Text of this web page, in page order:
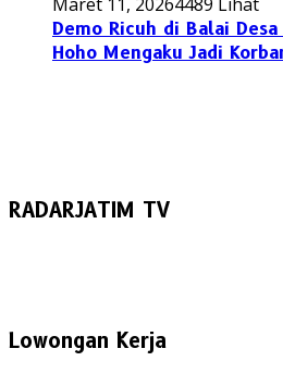
Demo Ricuh di Balai Desa
Hoho Mengaku Jadi
RADARJATIM TV
Lowongan Kerja